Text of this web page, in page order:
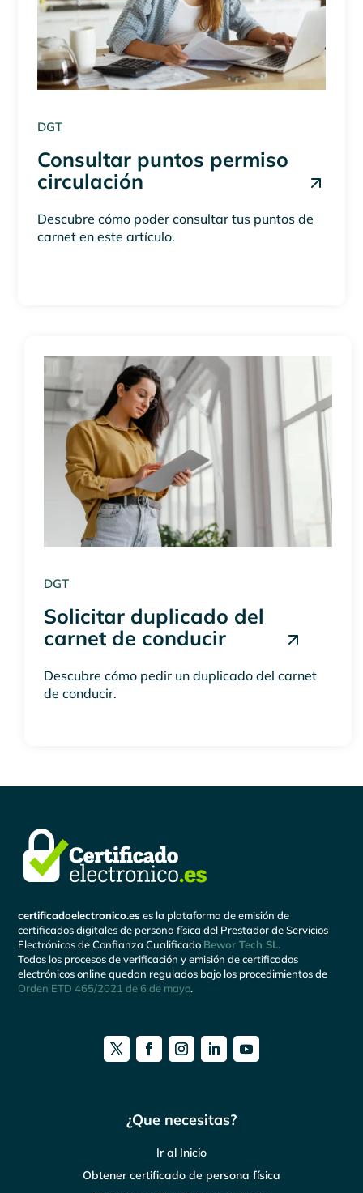
DGT
Consultar puntos permiso
circulación
Descubre cómo poder consultar tus puntos de
carnet en este artículo.
DGT
Solicitar duplicado del
carnet de conducir
Descubre cómo pedir un duplicado del carnet
de conducir.
certificadoelectronico.es es la plataforma de emisión de
certificados digitales de persona física del Prestador de Servicios
Electrónicos de Confianza Cualificado Bewor Tech SL.
Todos los procesos de verificación y emisión de certificados
electrónicos online quedan regulados bajo los procedimientos de
Orden ETD 465/2021 de 6 de mayo.
¿Que necesitas?
Ir al Inicio
Obtener certificado de persona física